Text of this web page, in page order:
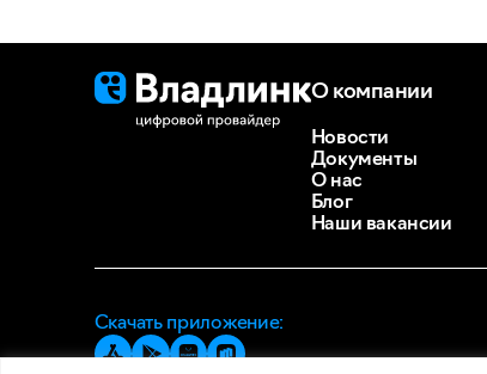
О компании
Новости
Документы
О нас
Блог
Наши вакансии
Скачать приложение: